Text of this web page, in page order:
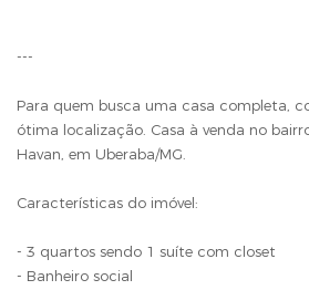
---
Para quem busca uma casa completa,
ótima localização. Casa à venda no
Havan, em Uberaba/MG.
Características do imóvel:
- 3 quartos sendo 1 suíte com closet
- Banheiro social